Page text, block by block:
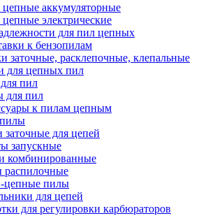
аккумуляторные
электрические
для пил цепных
к бензопилам
заточные, расклепочные, клепальные
для цепных пил
пил
пил
к пилам цепным
заточные для цепей
запускные
комбинированные
распилочные
пилы
для цепей
для регулировки карбюраторов